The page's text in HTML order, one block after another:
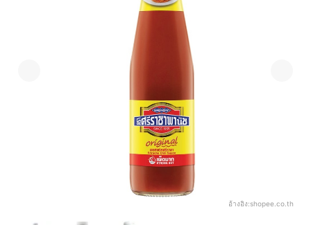
อ้างอิง:shopee.co.th